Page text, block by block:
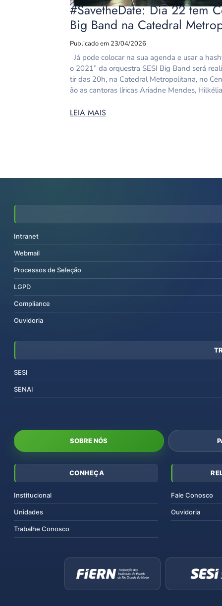
#SavetheDate: Dia 22 tem
Big Band na Catedral
Publicado em 23/04/2026
Já pode colocar na sua agenda e usar a
o 2021” da orquestra SESI Big Band será
tir das 20h, na Catedral Metropolitana, no
ão as cantoras líricas Ariadne Mendes,
LEIA MAIS
Intranet
Webmail
Processos de Seleção
LGPD
Compliance
Ouvidoria
SESI
SENAI
SOBRE NÓS
CONHEÇA
Institucional
Unidades
Trabalhe Conosco
Fale Conosco
Ouvidoria